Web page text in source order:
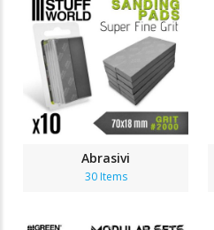
Abrasivi
30 Items